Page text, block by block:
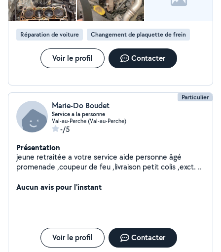
Réparation de voiture Changement de plaquette de frein
Voir le profil Contacter
Particulier
Marie-Do Boudet
Service a la personne
Val-au-Perche (Val-au-Perche)
-/5
Présentation
jeune retraitée a votre service aide personne âgé
promenade ,coupeur de feu ,livraison petit colis ,exct. ..
Aucun avis pour l'instant
Voir le profil Contacter